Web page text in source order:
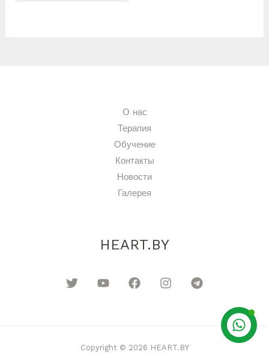
О нас
Терапия
Обучение
Контакты
Новости
Галерея
HEART.BY
Copyright © 2026 HEART.BY